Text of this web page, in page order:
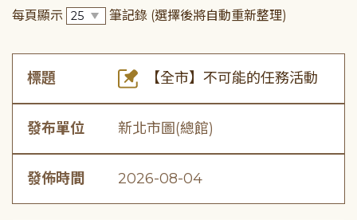
每頁顯示 筆記錄 (選擇後將自動重新整理)
標題 【全市】不可能的任務活動
發布單位 新北市圖(總館)
發佈時間 2026-08-04